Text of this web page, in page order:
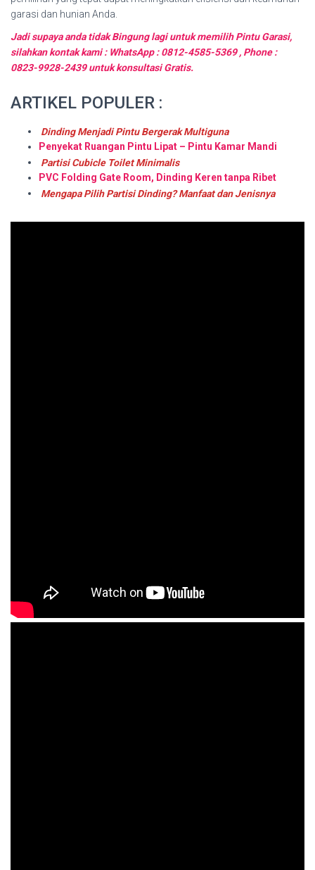
garasi dan hunian Anda.
Jadi supaya anda tidak Bingung lagi untuk memilih Pintu Garasi,
silahkan kontak kami : WhatsApp : 0812-4585-5369 , Phone :
0823-9928-2439 untuk konsultasi Gratis.
ARTIKEL POPULER :
Dinding Menjadi Pintu Bergerak Multiguna
Penyekat Ruangan Pintu Lipat – Pintu Kamar Mandi
Partisi Cubicle Toilet Minimalis
PVC Folding Gate Room, Dinding Keren tanpa Ribet
Mengapa Pilih Partisi Dinding? Manfaat dan Jenisnya